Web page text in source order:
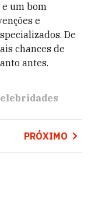
um bom
e
De
chances de
antes.
PRÓXIMO